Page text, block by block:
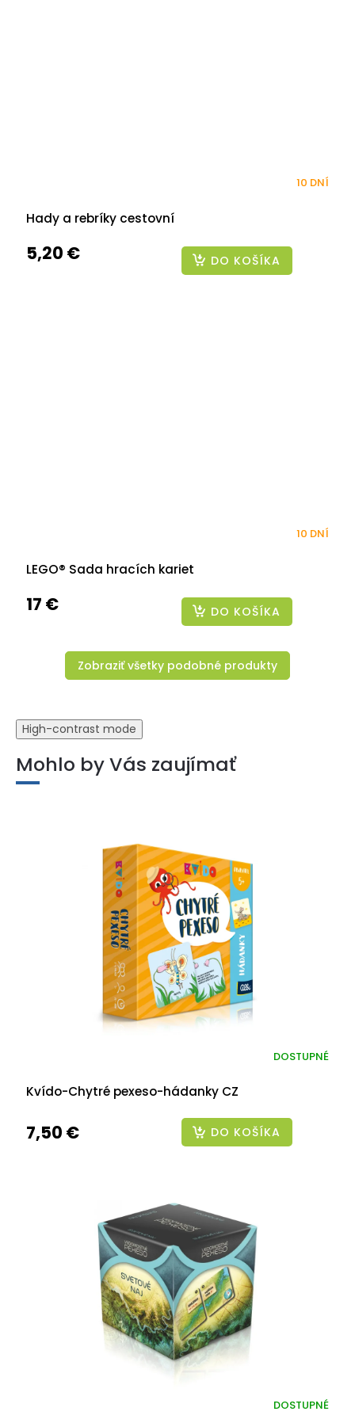
Hady a rebríky cestovní
10 DNÍ
5,20 € DO KOŠÍKA
LEGO® Sada hracích kariet
10 DNÍ
17 € DO KOŠÍKA
Zobraziť všetky podobné produkty
High-contrast mode
Mohlo by Vás zaujímať
Kvído-Chytré pexeso-hádanky CZ
DOSTUPNÉ
7,50 € DO KOŠÍKA
DOSTUPNÉ